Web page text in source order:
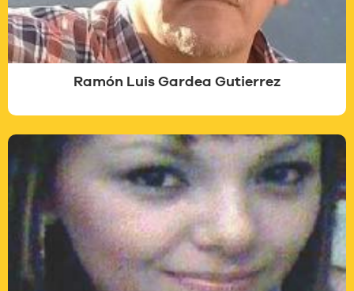
Ramón Luis Gardea Gutierrez